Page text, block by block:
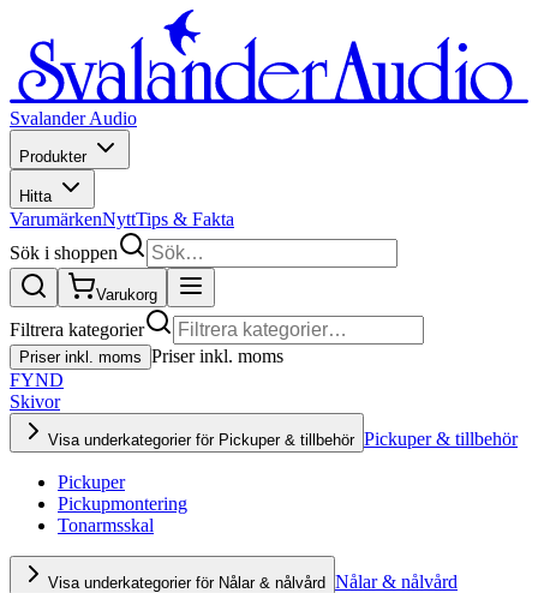
Svalander Audio
Produkter
Hitta
VarumärkenNyttTips & Fakta
Sök i shoppen
Varukorg
Filtrera kategorier
Priser inkl. moms Priser inkl. moms
FYND
Skivor
Visa underkategorier för Pickuper & tillbehör Pickuper & tillbehör
Pickuper
Pickupmontering
Tonarmsskal
Visa underkategorier för Nålar & nålvård Nålar & nålvård